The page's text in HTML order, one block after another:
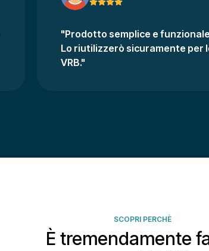
"Prodotto semplice e
Lo riutilizzerò sicuramente per
VRB."
SCOPRI PERCHÈ
È tremendamente